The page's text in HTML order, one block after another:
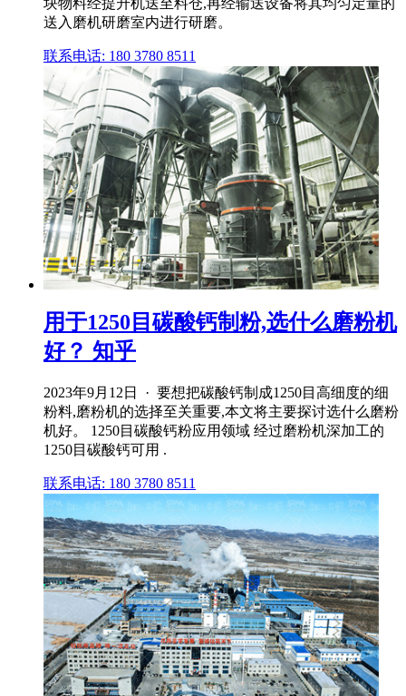
块物料经提升机送至料仓,再经输送设备将其均匀定量的
送入磨机研磨室内进行研磨。
联系电话: 180 3780 8511
用于1250目碳酸钙制粉,选什么磨粉机
好？ 知乎
2023年9月12日 · 要想把碳酸钙制成1250目高细度的细
粉料,磨粉机的选择至关重要,本文将主要探讨选什么磨粉
机好。 1250目碳酸钙粉应用领域 经过磨粉机深加工的
1250目碳酸钙可用 .
联系电话: 180 3780 8511